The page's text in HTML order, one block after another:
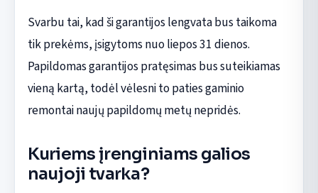
Svarbu tai, kad ši garantijos lengvata bus taikoma
tik prekėms, įsigytoms nuo liepos 31 dienos.
Papildomas garantijos pratęsimas bus suteikiamas
vieną kartą, todėl vėlesni to paties gaminio
remontai naujų papildomų metų nepridės.
Kuriems įrenginiams galios
naujoji tvarka?